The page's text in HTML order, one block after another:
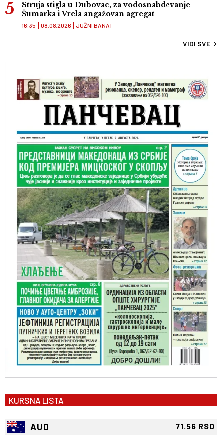
Struja stigla u Dubovac, za vodosnabdevanje
Šumarka i Vrela angažovan agregat
JUŽNI BANAT
16:35 08.08.2026
VIDI SVE
KURSNA LISTA
AUD 71.56 RSD